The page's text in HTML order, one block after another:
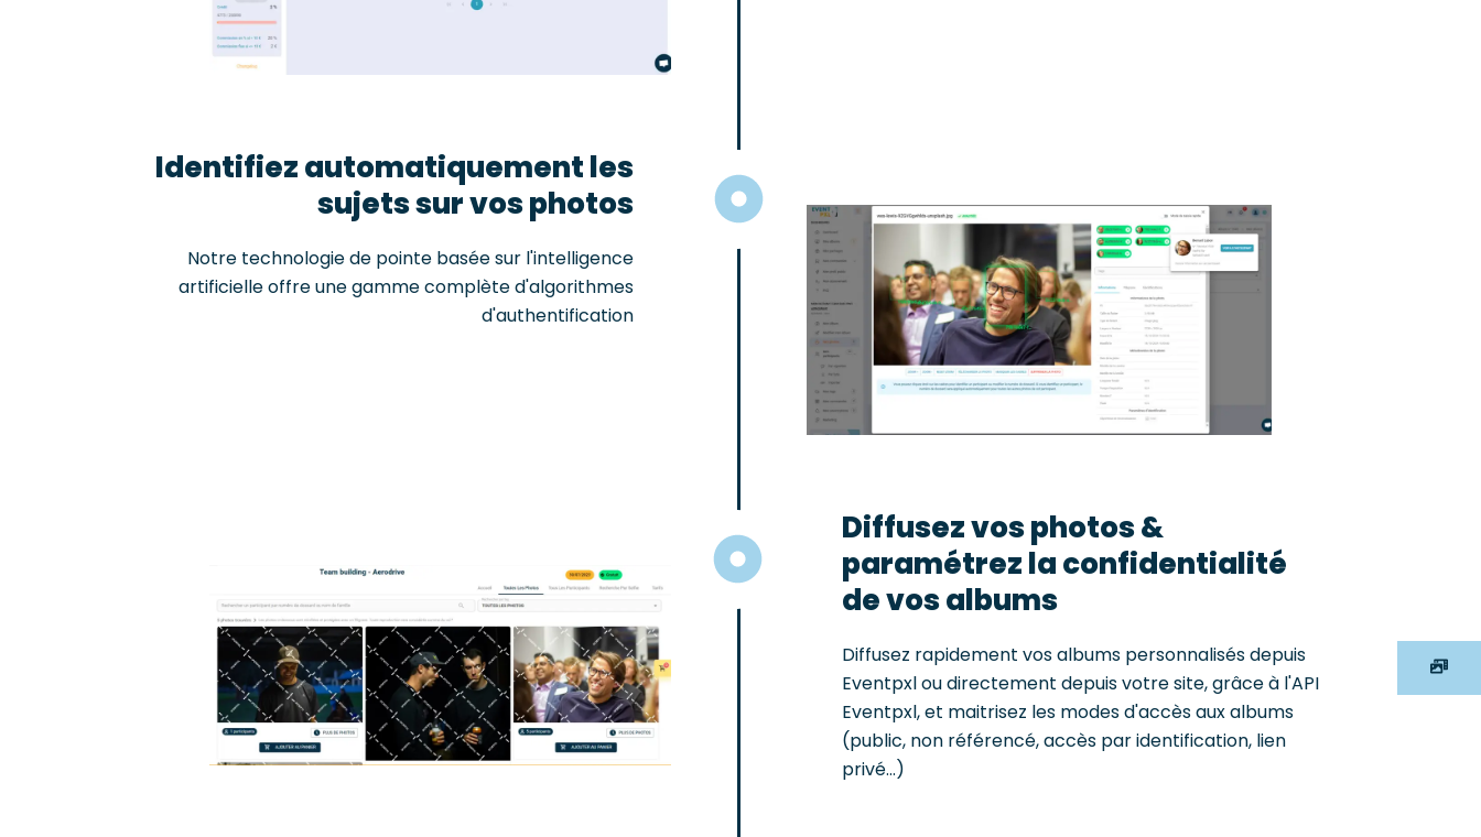
Identifiez automatiquement les
sujets sur vos photos
Notre technologie de pointe basée sur l'intelligence
artificielle offre une gamme complète d'algorithmes
d'authentification
Diffusez vos photos &
paramétrez la confidentialité
de vos albums
Diffusez rapidement vos albums personnalisés depuis
Eventpxl ou directement depuis votre site, grâce à l'API
Eventpxl, et maitrisez les modes d'accès aux albums
(public, non référencé, accès par identification, lien
privé...)
Tous les albums